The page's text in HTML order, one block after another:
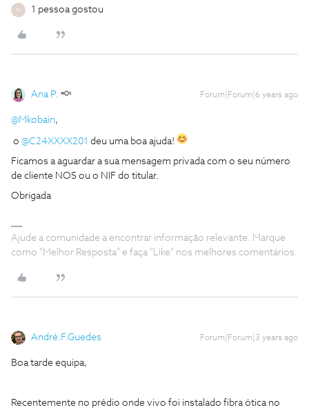
M 1 pessoa gostou
Ana P. Forum|Forum|6 years ago
@Mkobain,
o @C24XXXX201 deu uma boa ajuda!
Ficamos a aguardar a sua mensagem privada com o seu número
de cliente NOS ou o NIF do titular.
Obrigada
Ajude a comunidade a encontrar informação relevante. Marque
como "Melhor Resposta" e faça "Like" nos melhores comentários.
André.F.Guedes Forum|Forum|3 years ago
Boa tarde equipa,
Recentemente no prédio onde vivo foi instalado fibra ótica no